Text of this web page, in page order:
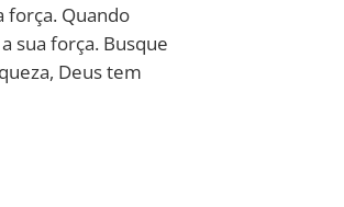
força. Quando
sua força. Busque
Deus tem